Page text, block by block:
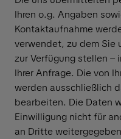
Ihren o.g. Angaben
Kontaktaufnahme
verwendet, zu dem Sie
zur Verfügung stellen –
Ihrer Anfrage. Die von
werden ausschließlich
bearbeiten. Die Daten
Einwilligung nicht für
an Dritte